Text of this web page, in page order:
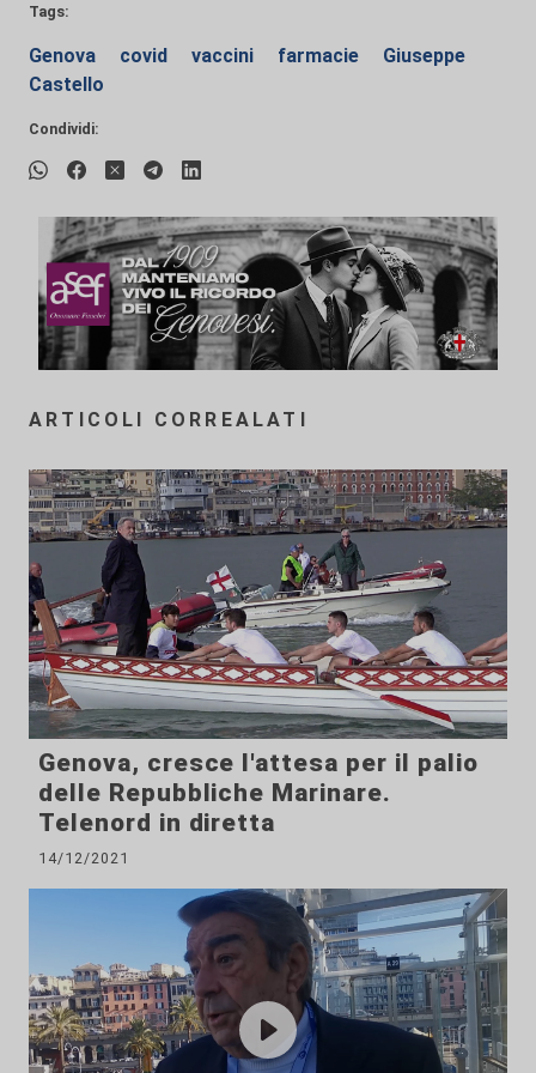
Tags:
Genova covid vaccini farmacie
Giuseppe
Castello
Condividi:
ARTICOLI CORREALATI
Genova, cresce l'attesa per il palio
delle Repubbliche Marinare.
Telenord in diretta
14/12/2021